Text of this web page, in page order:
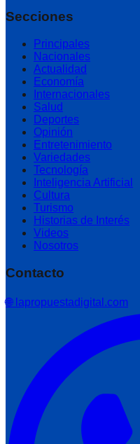
Secciones
Principales
Nacionales
Actualidad
Economía
Internacionales
Salud
Deportes
Opinión
Entretenimiento
Variedades
Tecnología
Inteligencia Artificial
Cultura
Turismo
Historias de Interés
Videos
Nosotros
Contacto
🌐 lapropuestadigital.com